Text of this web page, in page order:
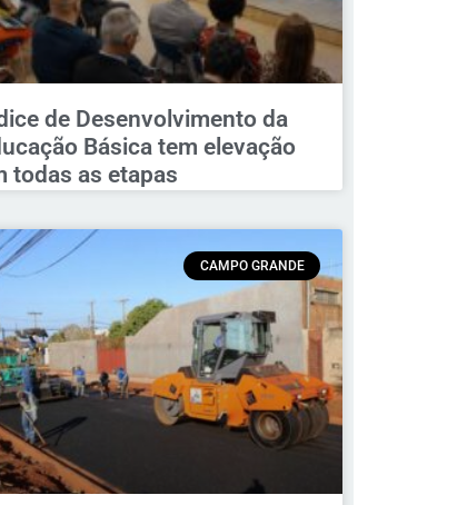
de Desenvolvimento da
Básica tem elevação
todas as etapas
CAMPO GRANDE